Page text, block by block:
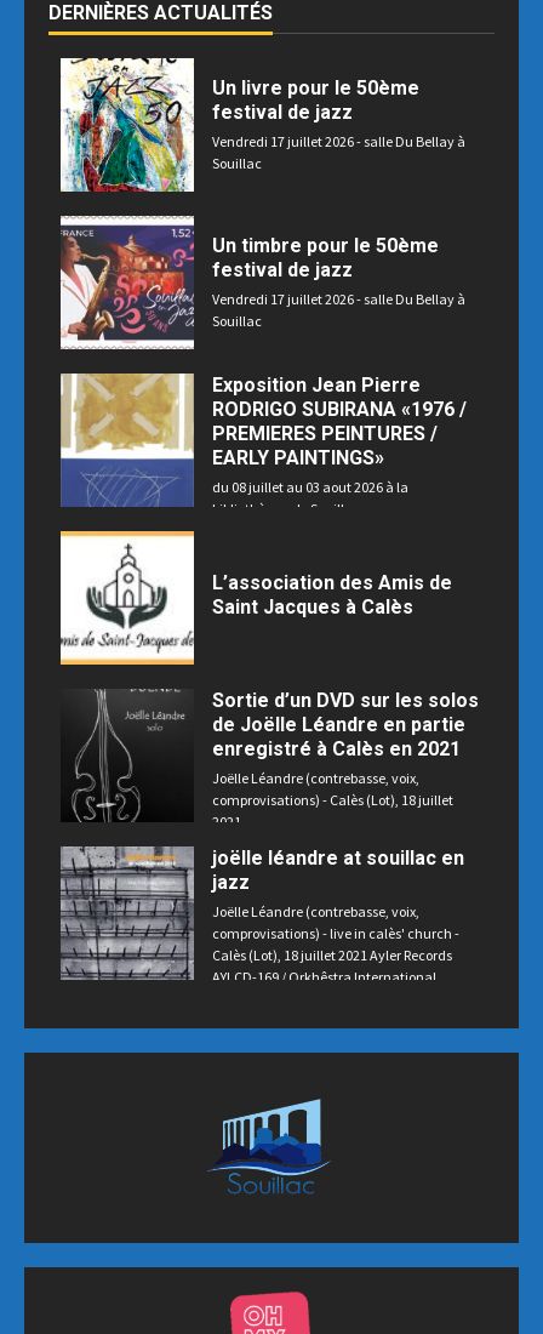
DERNIÈRES ACTUALITÉS
Un livre pour le 50ème
festival de jazz
Vendredi 17 juillet 2026 - salle Du Bellay à
Souillac
Un timbre pour le 50ème
festival de jazz
Vendredi 17 juillet 2026 - salle Du Bellay à
Souillac
Exposition Jean Pierre
RODRIGO SUBIRANA «1976 /
PREMIERES PEINTURES /
EARLY PAINTINGS»
du 08 juillet au 03 aout 2026 à la
bibliothèque de Souillac
L’association des Amis de
Saint Jacques à Calès
Sortie d’un DVD sur les solos
de Joëlle Léandre en partie
enregistré à Calès en 2021
Joëlle Léandre (contrebasse, voix,
comprovisations) - Calès (Lot), 18 juillet
2021
joëlle léandre at souillac en
jazz
Joëlle Léandre (contrebasse, voix,
comprovisations) - live in calès' church -
Calès (Lot), 18 juillet 2021 Ayler Records
AYLCD-169 / Orkhêstra International